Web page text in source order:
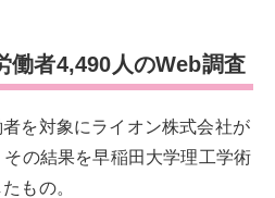
働者4,490人のWeb調査
を対象にライオン株式会社が
の結果を早稲田大学理工学術
もの。